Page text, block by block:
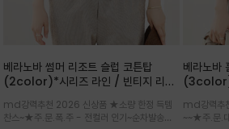
베라노바 썸머 리조트 슬럽 코튼탑
(2color)*시리즈 라인 / 빈티지 리조
는 가벼운 코튼 터치의 반팔 티셔츠입니
다
md강력추천 2026 신상품 ★소량 한정 득템
찬스~★주.문.폭.주 - 전컬러 인기~순차발송중
베라노바
의 미를
감성을
md강력추
~~★주.문.